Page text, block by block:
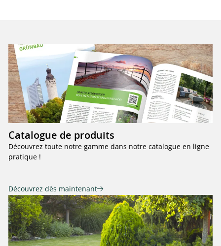
Catalogue de produits
Découvrez toute notre gamme dans notre catalogue en ligne
pratique !
Découvrez dès maintenant